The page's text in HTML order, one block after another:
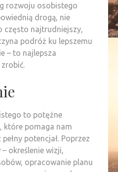
rozwoju osobistego
drogą, nie
często najtrudniejszy,
podróż ku lepszemu
– to najlepsza
to potężne
które pomaga nam
potencjał. Poprzez
określenie wizji,
opracowanie planu